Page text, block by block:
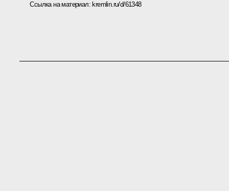
Ссылка на материал: kremlin.ru/d/61348